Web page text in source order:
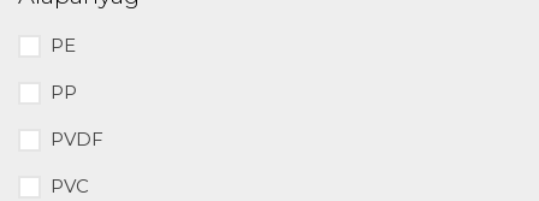
PE
PP
PVDF
PVC